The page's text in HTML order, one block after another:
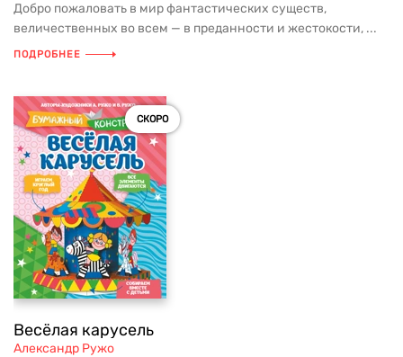
Добро пожаловать в мир фантастических существ,
величественных во всем — в преданности и жестокости, ...
ПОДРОБНЕЕ
СКОРО
Весёлая карусель
Александр Ружо